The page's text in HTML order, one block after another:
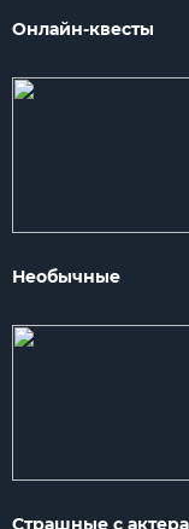
Онлайн-квесты
Необычные
Страшные с